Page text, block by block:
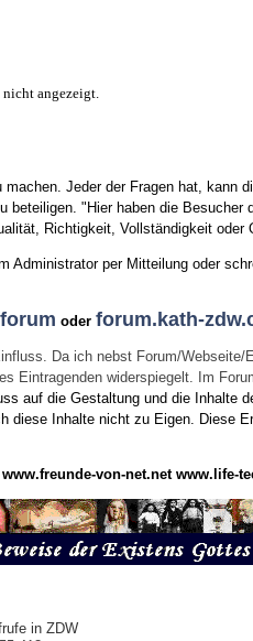
angezeigt.
Jeder der Fragen hat, kann
"Hier haben die
Richtigkeit, Vollständigkeit
Administrator per Mitteilung oder
oderforum.kath-
Da ich nebst Forum/
widerspiegelt. Im
auf die Gestaltung und die Inhalte
diese Inhalte nicht zu Eigen. Diese
www.freunde-von-net.net www.life-
in ZDW